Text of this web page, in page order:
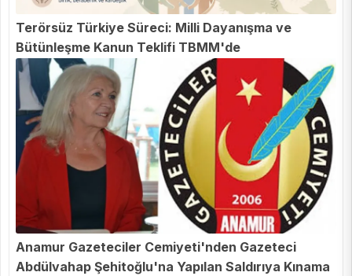
Terörsüz Türkiye Süreci: Milli Dayanışma ve
Bütünleşme Kanun Teklifi TBMM'de
Anamur Gazeteciler Cemiyeti'nden Gazeteci
Abdülvahap Şehitoğlu'na Yapılan Saldırıya Kınama